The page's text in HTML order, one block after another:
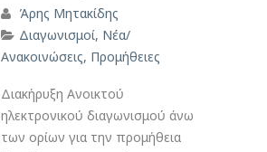
Άρης Μητακίδης
Διαγωνισμοί, Νέα/
Ανακοινώσεις, Προμήθειες
Διακήρυξη Ανοικτού
ηλεκτρονικού διαγωνισμού άνω
των ορίων για την προμήθεια